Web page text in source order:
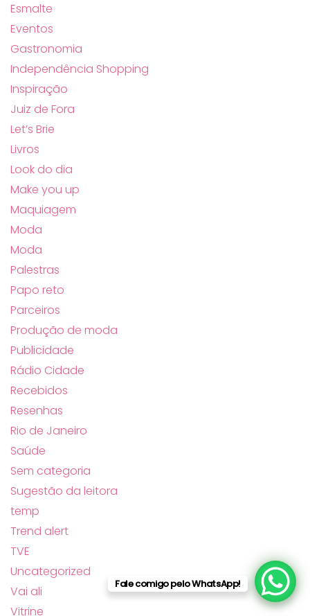
Esmalte
Eventos
Gastronomia
Independência Shopping
Inspiração
Juiz de Fora
Let’s Brie
Livros
Look do dia
Make you up
Maquiagem
Moda
Moda
Palestras
Papo reto
Parceiros
Produção de moda
Publicidade
Rádio Cidade
Recebidos
Resenhas
Rio de Janeiro
Saúde
Sem categoria
Sugestão da leitora
temp
Trend alert
TVE
Uncategorized
Vai ali
Vitrine
Fale comigo pelo WhatsApp!